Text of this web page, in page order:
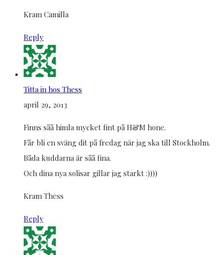
Kram Camilla
Reply
Titta in hos Thess
april 29, 2013
Finns såå himla mycket fint på H&M hone.
Får bli en sväng dit på fredag när jag ska till Stockholm.
Båda kuddarna är såå fina.
Och dina nya solisar gillar jag starkt :))))
Kram Thess
Reply